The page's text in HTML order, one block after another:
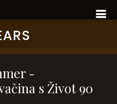
-
s Život 90